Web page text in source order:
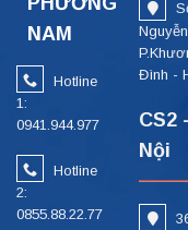
NAM
Hotline
1:
0941.944.977
Hotline
2:
0855.88.22.77
Đình -
CS2
Nội